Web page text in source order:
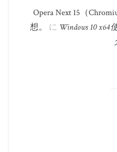
Opera Next 15（
想。
に Windows 10